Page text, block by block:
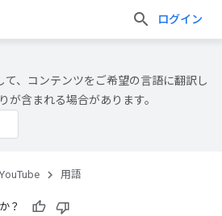
ログイン
て、コンテンツをご希望の言語に翻訳し
が含まれる場合があります。
YouTube 用語
？